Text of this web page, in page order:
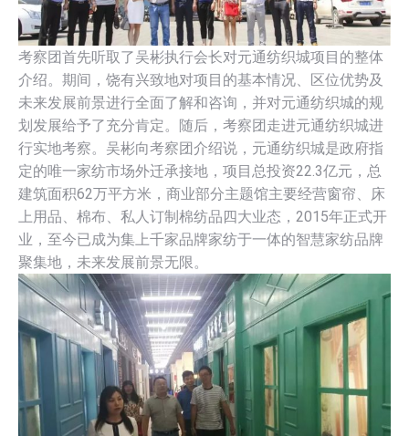
考察团首先听取了吴彬执行会长对元通纺织城项目的整体
介绍。期间，饶有兴致地对项目的基本情况、区位优势及
未来发展前景进行全面了解和咨询，并对元通纺织城的规
划发展给予了充分肯定。随后，考察团走进元通纺织城进
行实地考察。吴彬向考察团介绍说，元通纺织城是政府指
定的唯一家纺市场外迁承接地，项目总投资22.3亿元，总
建筑面积62万平方米，商业部分主题馆主要经营窗帘、床
上用品、棉布、私人订制棉纺品四大业态，2015年正式开
业，至今已成为集上千家品牌家纺于一体的智慧家纺品牌
聚集地，未来发展前景无限。